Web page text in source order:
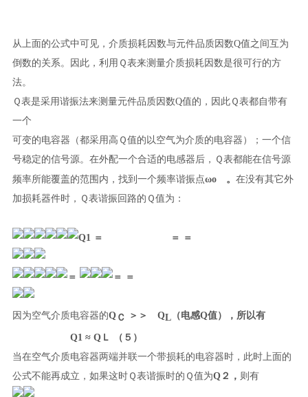
从上面的公式中可见，介质损耗因数与元件品质因数Q值之间互为
倒数的关系。因此，利用Ｑ表来测量介质损耗因数是很可行的方
法。
Ｑ表是采用谐振法来测量元件品质因数Q值的，因此Ｑ表都自带有
一个
可变的电容器（都采用高Ｑ值的以空气为介质的电容器）；一个信
号稳定的信号源。在外配一个合适的电感器后，Ｑ表都能在信号源
频率所能覆盖的范围内，找到一个频率谐振点ωo 。 在没有其它外
加损耗器件时，Ｑ表谐振回路的Ｑ值为：
Q1 ＝ ＝ ＝
＝ ＝ ＝
因为空气介质电容器的QＣ ＞＞ QL （电感Q值），所以有
Q1 ≈ QＬ
（５）
当在空气介质电容器两端并联一个带损耗的电容器时，此时上面的
公式不能再成立，如果这时Ｑ表谐振时的Ｑ值为Q２， 则有